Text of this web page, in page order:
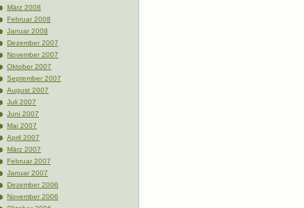
März 2008
Februar 2008
Januar 2008
Dezember 2007
November 2007
Oktober 2007
September 2007
August 2007
Juli 2007
Juni 2007
Mai 2007
April 2007
März 2007
Februar 2007
Januar 2007
Dezember 2006
November 2006